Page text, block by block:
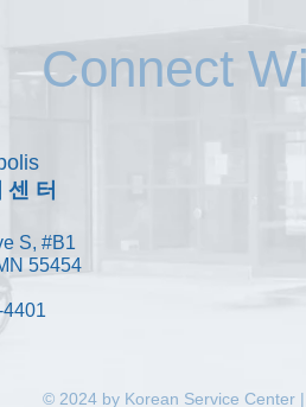
Connect
터
S, #B1
55454
© 2024 by Korean Service Center